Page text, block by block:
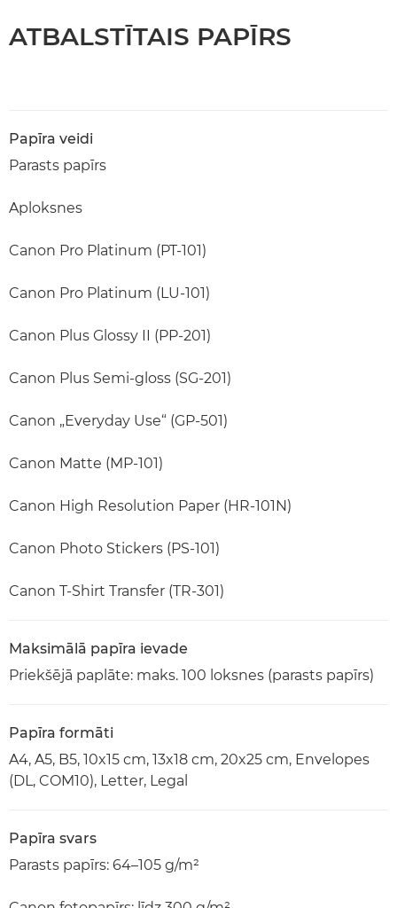
ATBALSTĪTAIS PAPĪRS
Papīra veidi
Parasts papīrs
Aploksnes
Canon Pro Platinum (PT-101)
Canon Pro Platinum (LU-101)
Canon Plus Glossy II (PP-201)
Canon Plus Semi-gloss (SG-201)
Canon „Everyday Use“ (GP-501)
Canon Matte (MP-101)
Canon High Resolution Paper (HR-101N)
Canon Photo Stickers (PS-101)
Canon T-Shirt Transfer (TR-301)
Maksimālā papīra ievade
Priekšējā paplāte: maks. 100 loksnes (parasts papīrs)
Papīra formāti
A4, A5, B5, 10x15 cm, 13x18 cm, 20x25 cm, Envelopes
(DL, COM10), Letter, Legal
Papīra svars
Parasts papīrs: 64–105 g/m²